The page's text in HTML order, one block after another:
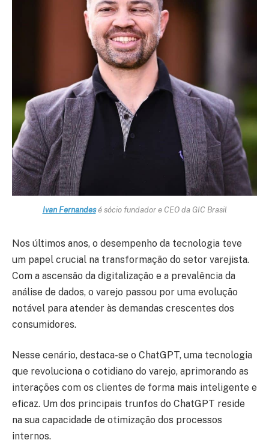
Ivan Fernandesé sócio fundador e CEO da GIC Brasil
Nos últimos anos, o desempenho da tecnologia teve
um papel crucial na transformação do setor varejista.
Com a ascensão da digitalização e a prevalência da
análise de dados, o varejo passou por uma evolução
notável para atender às demandas crescentes dos
consumidores.
Nesse cenário, destaca-se o ChatGPT, uma tecnologia
que revoluciona o cotidiano do varejo, aprimorando as
interações com os clientes de forma mais inteligente e
eficaz. Um dos principais trunfos do ChatGPT reside
na sua capacidade de otimização dos processos
internos.